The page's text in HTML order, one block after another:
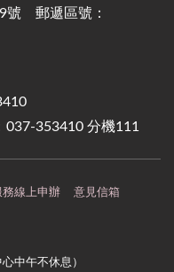
號 郵遞區號：
037-353410 分機111
務線上申辦 意見信箱
中午不休息）